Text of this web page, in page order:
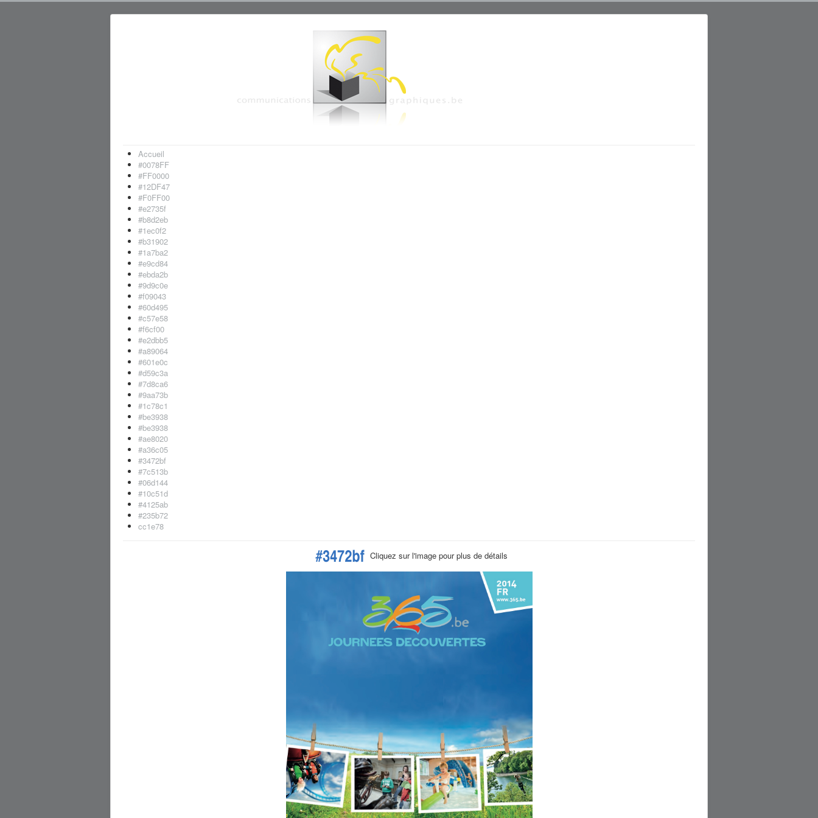
Accueil
#0078FF
#FF0000
#12DF47
#F0FF00
#e2735f
#b8d2eb
#1ec0f2
#b31902
#1a7ba2
#e9cd84
#ebda2b
#9d9c0e
#f09043
#60d495
#c57e58
#f6cf00
#e2dbb5
#a89064
#601e0c
#d59c3a
#7d8ca6
#9aa73b
#1c78c1
#be3938
#be3938
#ae8020
#a36c05
#3472bf
#7c513b
#06d144
#10c51d
#4125ab
#235b72
cc1e78
Cliquez sur l'image pour plus de détails